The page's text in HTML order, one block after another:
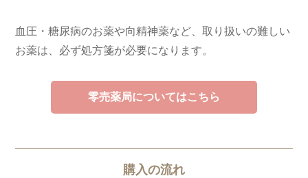
血圧・糖尿病のお薬や向精神薬など、取り扱いの難しい
お薬は、必ず処方箋が必要になります。
零売薬局についてはこちら
購入の流れ